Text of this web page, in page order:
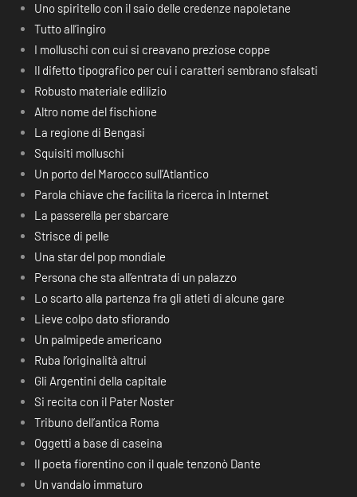
Uno spiritello con il saio delle credenze napoletane
Tutto all’ingiro
I molluschi con cui si creavano preziose coppe
Il difetto tipografico per cui i caratteri sembrano sfalsati
Robusto materiale edilizio
Altro nome del fischione
La regione di Bengasi
Squisiti molluschi
Un porto del Marocco sull’Atlantico
Parola chiave che facilita la ricerca in Internet
La passerella per sbarcare
Strisce di pelle
Una star del pop mondiale
Persona che sta all’entrata di un palazzo
Lo scarto alla partenza fra gli atleti di alcune gare
Lieve colpo dato sfiorando
Un palmipede americano
Ruba l’originalità altrui
Gli Argentini della capitale
Si recita con il Pater Noster
Tribuno dell’antica Roma
Oggetti a base di caseina
Il poeta fiorentino con il quale tenzonò Dante
Un vandalo immaturo